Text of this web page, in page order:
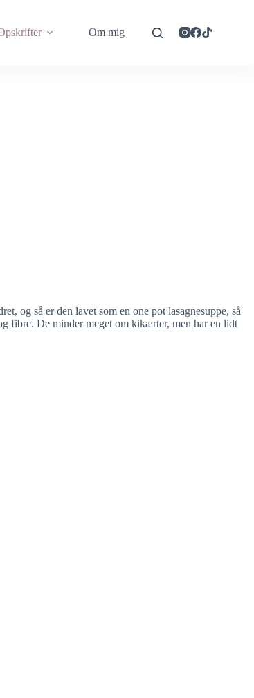
Om mig
og så er den lavet som en one pot lasagnesuppe, så
fibre. De minder meget om kikærter, men har en lidt